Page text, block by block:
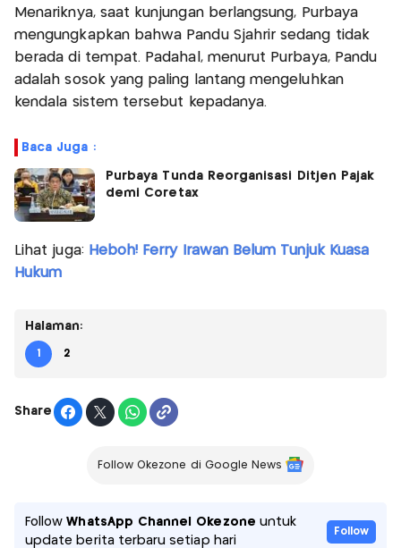
Menariknya, saat kunjungan berlangsung, Purbaya
mengungkapkan bahwa Pandu Sjahrir sedang tidak
berada di tempat. Padahal, menurut Purbaya, Pandu
adalah sosok yang paling lantang mengeluhkan
kendala sistem tersebut kepadanya.
Baca Juga :
Purbaya Tunda Reorganisasi Ditjen Pajak
demi Coretax
Lihat juga: Heboh! Ferry Irawan Belum Tunjuk Kuasa
Hukum
Halaman:
1 2
Share
Follow Okezone di Google News
FollowWhatsApp Channel Okezone untuk
update berita terbaru setiap hari
Follow